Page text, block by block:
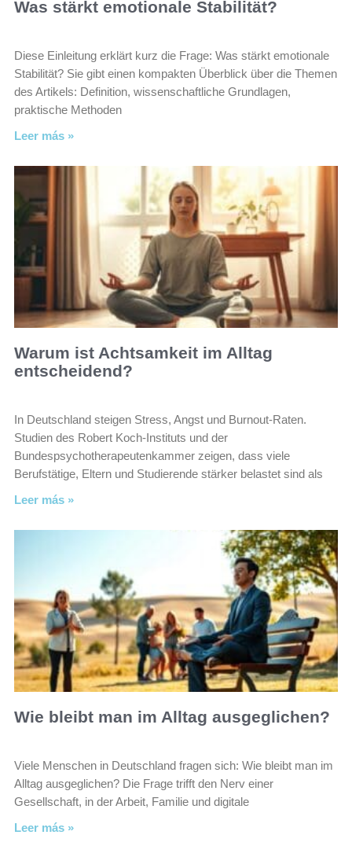
Was stärkt emotionale Stabilität?
Diese Einleitung erklärt kurz die Frage: Was stärkt emotionale
Stabilität? Sie gibt einen kompakten Überblick über die Themen
des Artikels: Definition, wissenschaftliche Grundlagen,
praktische Methoden
Leer más »
Warum ist Achtsamkeit im Alltag
entscheidend?
In Deutschland steigen Stress, Angst und Burnout-Raten.
Studien des Robert Koch-Instituts und der
Bundespsychotherapeutenkammer zeigen, dass viele
Berufstätige, Eltern und Studierende stärker belastet sind als
Leer más »
Wie bleibt man im Alltag ausgeglichen?
Viele Menschen in Deutschland fragen sich: Wie bleibt man im
Alltag ausgeglichen? Die Frage trifft den Nerv einer
Gesellschaft, in der Arbeit, Familie und digitale
Leer más »